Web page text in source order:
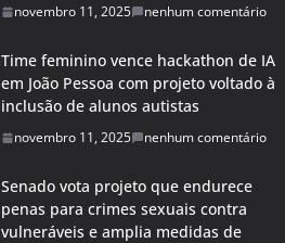
novembro 11, 2025 nenhum comentário
Time feminino vence hackathon de IA
em João Pessoa com projeto voltado à
inclusão de alunos autistas
novembro 11, 2025 nenhum comentário
Senado vota projeto que endurece
penas para crimes sexuais contra
vulneráveis e amplia medidas de